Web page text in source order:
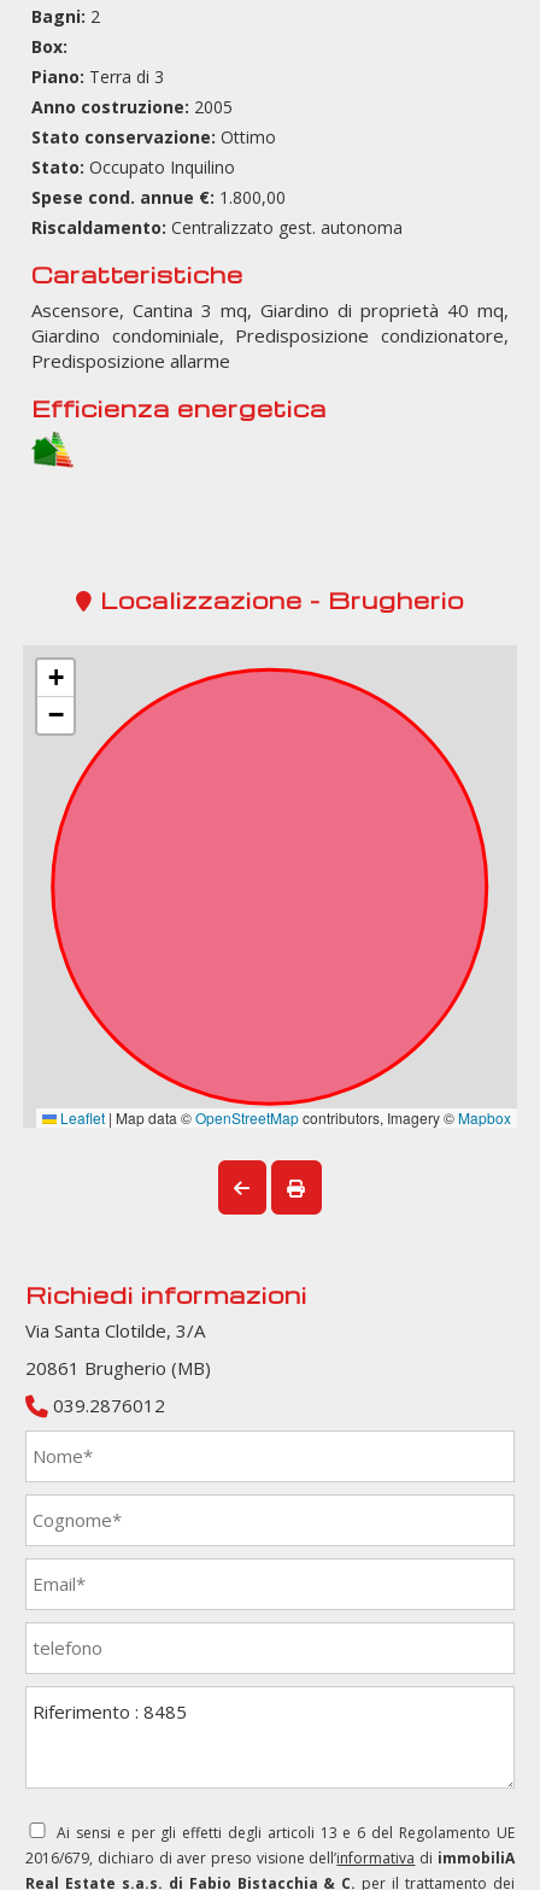
Bagni: 2
Box:
Piano: Terra di 3
Anno costruzione: 2005
Stato conservazione: Ottimo
Stato: Occupato Inquilino
Spese cond. annue €: 1.800,00
Riscaldamento: Centralizzato gest. autonoma
Caratteristiche
Ascensore, Cantina 3 mq, Giardino di proprietà 40 mq,
Giardino condominiale, Predisposizione condizionatore,
Predisposizione allarme
Efficienza energetica
Localizzazione - Brugherio
Richiedi informazioni
Via Santa Clotilde, 3/A
20861 Brugherio (MB)
039.2876012
Ai sensi e per gli effetti degli articoli 13 e 6 del Regolamento UE
2016/679, dichiaro di aver preso visione dell’informativa di immobiliA
Real Estate s.a.s. di Fabio Bistacchia & C. per il trattamento dei